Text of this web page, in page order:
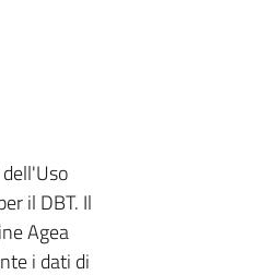
il DBT. Il
Agea
i dati di